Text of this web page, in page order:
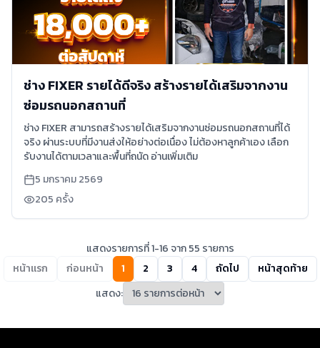
ช่าง FIXER รายได้ดีจริง สร้างรายได้เสริมจากงาน
ซ่อมรถนอกสถานที่
ช่าง FIXER สามารถสร้างรายได้เสริมจากงานซ่อมรถนอกสถานที่ได้
จริง ผ่านระบบที่มีงานส่งให้อย่างต่อเนื่อง ไม่ต้องหาลูกค้าเอง เลือก
รับงานได้ตามเวลาและพื้นที่ถนัด อ่านเพิ่มเติม
5 มกราคม 2569
205 ครั้ง
แสดงรายการที่1-16 จาก55 รายการ
หน้าแรก
ก่อนหน้า 1 2 3 4 ถัดไป
หน้าสุดท้าย
แสดง: